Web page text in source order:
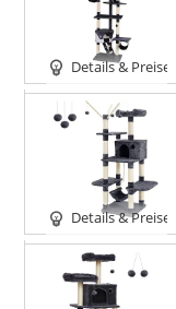
Details & Preise
Details & Preise